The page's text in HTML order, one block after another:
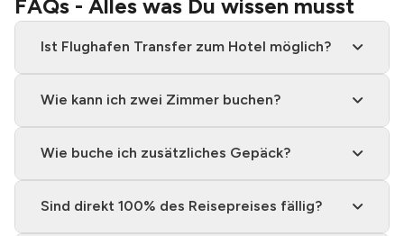
FAQs - Alles was Du wissen musst
Ist Flughafen Transfer zum Hotel möglich?
Wie kann ich zwei Zimmer buchen?
Wie buche ich zusätzliches Gepäck?
Sind direkt 100% des Reisepreises fällig?